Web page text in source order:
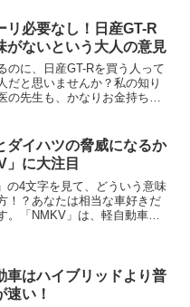
、インフィニティQ50がスカ
...
リ必要なし！日産GT-R
がないという大人の意見
のに、日産GT-Rを買う人って
だと思いませんか？私の知り
の先生も、かなりお金持ちな
はもちろんフェラーリでも買
持って...
ダイハツの脅威になるか
」に大注目
の4文字を見て、どういう意味
！？あなたは相当な車好きだ
。「NMKV」は、軽自動車拡
絶好調な...
車はハイブリッドより普
速い！